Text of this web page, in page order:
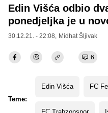
Edin Višća odbio
ponedjeljka je u
30.12.21. - 22:08, Midhat Šljivak
6
Teme:
Edin Višća FC